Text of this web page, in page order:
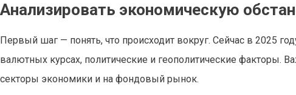
Анализировать экономическую
Первый шаг — понять, что происходит вокруг. Сейчас в 2025
валютных курсах, политические и геополитические факторы.
секторы экономики и на фондовый рынок.